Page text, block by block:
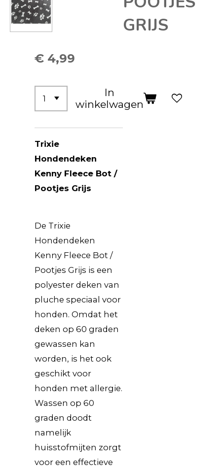
GRIJS
€ 4,99
In
winkelwagen
Trixie
Hondendeken
Kenny Fleece Bot /
Pootjes Grijs
De Trixie
Hondendeken
Kenny Fleece Bot /
Pootjes Grijs is een
polyester deken van
pluche speciaal voor
honden. Omdat het
deken op 60 graden
gewassen kan
worden, is het ook
geschikt voor
honden met allergie.
Wassen op 60
graden doodt
namelijk
huisstofmijten zorgt
voor een effectieve